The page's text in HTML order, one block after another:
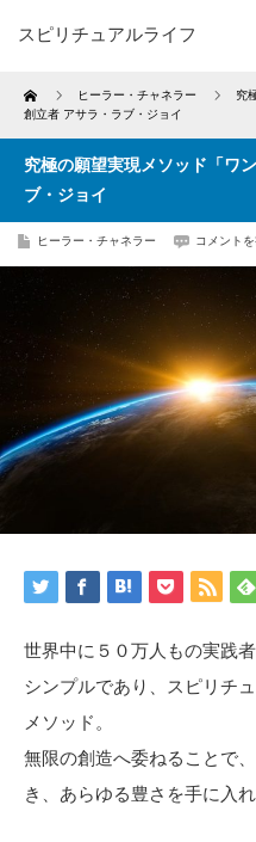
スピリチュアルライフ
Home ヒーラー・チャネラー
究
創立者 アサラ・ラブ・ジョイ
究極の願望実現メソッド「ワ
ブ・ジョイ
ヒーラー・チャネラー コメントを
世界中に５０万人もの実践
シンプルであり、スピリチ
メソッド。
無限の創造へ委ねることで
き、あらゆる豊さを手に入れ